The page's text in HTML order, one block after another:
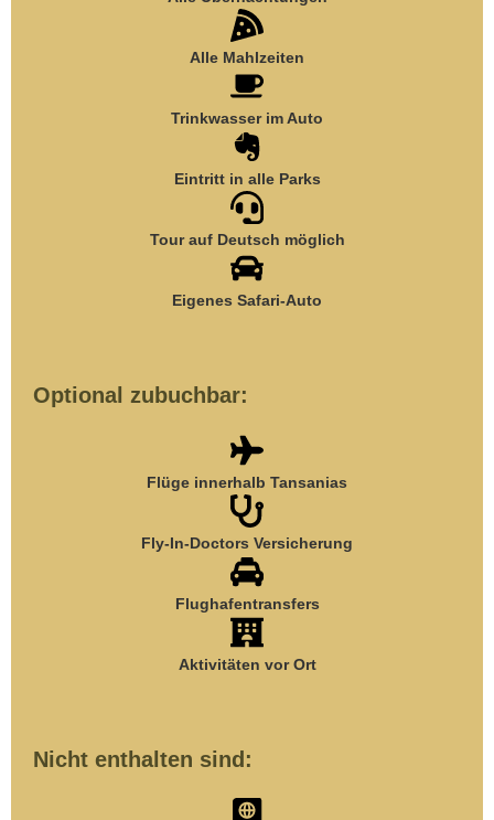
Alle Mahlzeiten
Trinkwasser im Auto
Eintritt in alle Parks
Tour auf Deutsch möglich
Eigenes Safari-Auto
Optional zubuchbar:
Flüge innerhalb Tansanias
Fly-In-Doctors Versicherung
Flughafentransfers
Aktivitäten vor Ort
Nicht enthalten sind: